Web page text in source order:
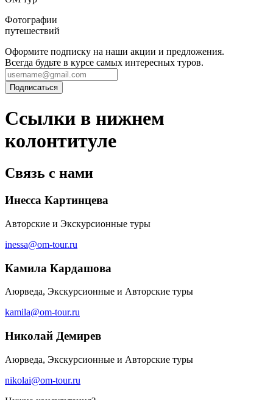
Фотографии
путешествий
Оформите подписку на наши акции и предложения.
Всегда будьте в курсе самых интересных туров.
Ссылки в нижнем
колонтитуле
Связь с нами
Инесса Картинцева
Авторские и Экскурсионные туры
inessa@om-tour.ru
Камила Кардашова
Аюрведа, Экскурсионные и Авторские туры
kamila@om-tour.ru
Николай Демирев
Аюрведа, Экскурсионные и Авторские туры
nikolai@om-tour.ru